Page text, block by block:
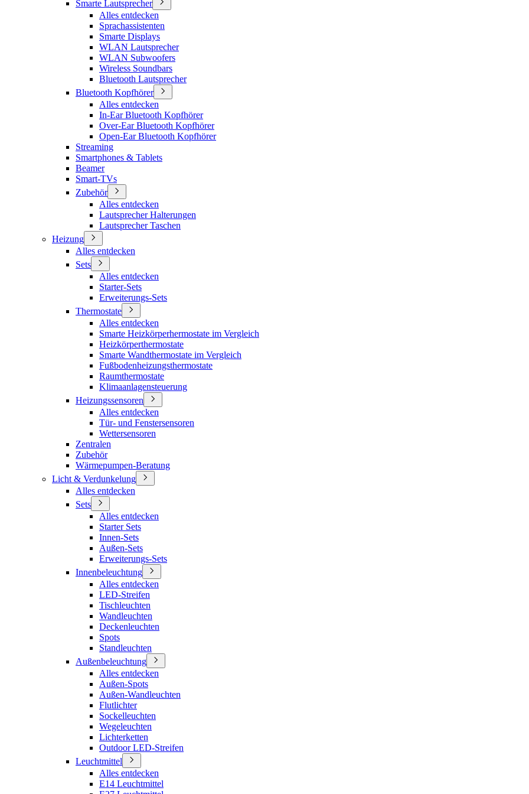
Smarte Lautsprecher
Alles entdecken
Sprachassistenten
Smarte Displays
WLAN Lautsprecher
WLAN Subwoofers
Wireless Soundbars
Bluetooth Lautsprecher
Bluetooth Kopfhörer
Alles entdecken
In-Ear Bluetooth Kopfhörer
Over-Ear Bluetooth Kopfhörer
Open-Ear Bluetooth Kopfhörer
Streaming
Smartphones & Tablets
Beamer
Smart-TVs
Zubehör
Alles entdecken
Lautsprecher Halterungen
Lautsprecher Taschen
Heizung
Alles entdecken
Sets
Alles entdecken
Starter-Sets
Erweiterungs-Sets
Thermostate
Alles entdecken
Smarte Heizkörperhermostate im Vergleich
Heizkörperthermostate
Smarte Wandthermostate im Vergleich
Fußbodenheizungsthermostate
Raumthermostate
Klimaanlagensteuerung
Heizungssensoren
Alles entdecken
Tür- und Fenstersensoren
Wettersensoren
Zentralen
Zubehör
Wärmepumpen-Beratung
Licht & Verdunkelung
Alles entdecken
Sets
Alles entdecken
Starter Sets
Innen-Sets
Außen-Sets
Erweiterungs-Sets
Innenbeleuchtung
Alles entdecken
LED-Streifen
Tischleuchten
Wandleuchten
Deckenleuchten
Spots
Standleuchten
Außenbeleuchtung
Alles entdecken
Außen-Spots
Außen-Wandleuchten
Flutlichter
Sockelleuchten
Wegeleuchten
Lichterketten
Outdoor LED-Streifen
Leuchtmittel
Alles entdecken
E14 Leuchtmittel